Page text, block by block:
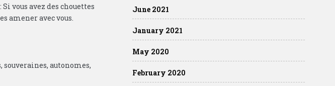
vous avez des chouettes
amener avec vous.
autonomes,
June 2021
January 2021
May 2020
February 2020